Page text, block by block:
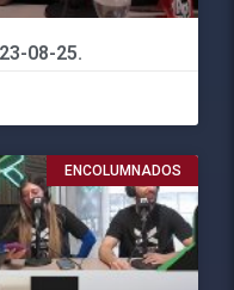
08-25.
ENCOLUMNADOS